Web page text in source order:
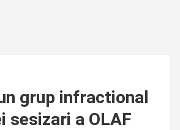
grup infractional
sesizari a OLAF